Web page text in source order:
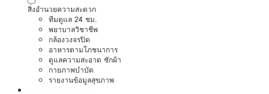
สิ่งอำนวยความสะดวก
ทีมดูแล 24 ชม.
พยาบาลวิชาชีพ
กล้องวงจรปิด
อาหารตามโภชนาการ
ดูแลความสะอาด ซักผ้า
กายภาพบำบัด
รายงานข้อมูลสุขภาพ